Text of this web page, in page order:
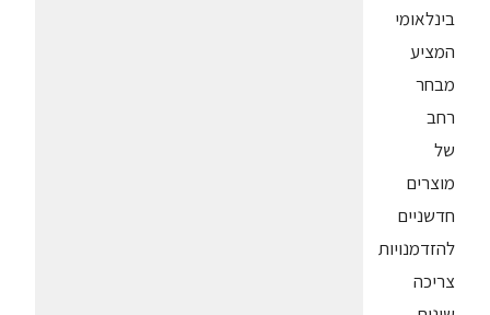
בינלאומי
המציע
מבחר
רחב
של
מוצרים
חדשניים
להזדמנויות
צריכה